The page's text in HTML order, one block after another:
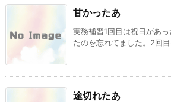
甘かったあ
実務補習1回目は祝日があ
たのを忘れてました。2回
途切れたあ